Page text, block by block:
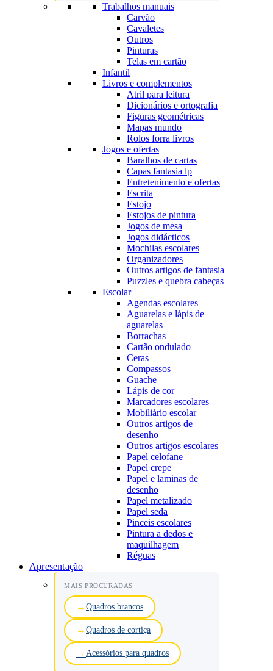
Trabalhos manuais
Carvão
Cavaletes
Outros
Pinturas
Telas em cartão
Infantil
Livros e complementos
Atril para leitura
Dicionários e ortografia
Figuras geométricas
Mapas mundo
Rolos forra livros
Jogos e ofertas
Baralhos de cartas
Capas fantasia lp
Entretenimento e ofertas
Escrita
Estojo
Estojos de pintura
Jogos de mesa
Jogos didácticos
Mochilas escolares
Organizadores
Outros artigos de fantasia
Puzzles e quebra cabeças
Escolar
Agendas escolares
Aguarelas e lápis de
aguarelas
Borrachas
Cartão ondulado
Ceras
Compassos
Guache
Lápis de cor
Marcadores escolares
Mobiliário escolar
Outros artigos de
desenho
Outros artigos escolares
Papel celofane
Papel crepe
Papel e laminas de
desenho
Papel metalizado
Papel seda
Pinceis escolares
Pintura a dedos e
maquilhagem
Réguas
Apresentação
MAIS PROCURADAS
Quadros brancos
Quadros de cortiça
Acessórios para quadros